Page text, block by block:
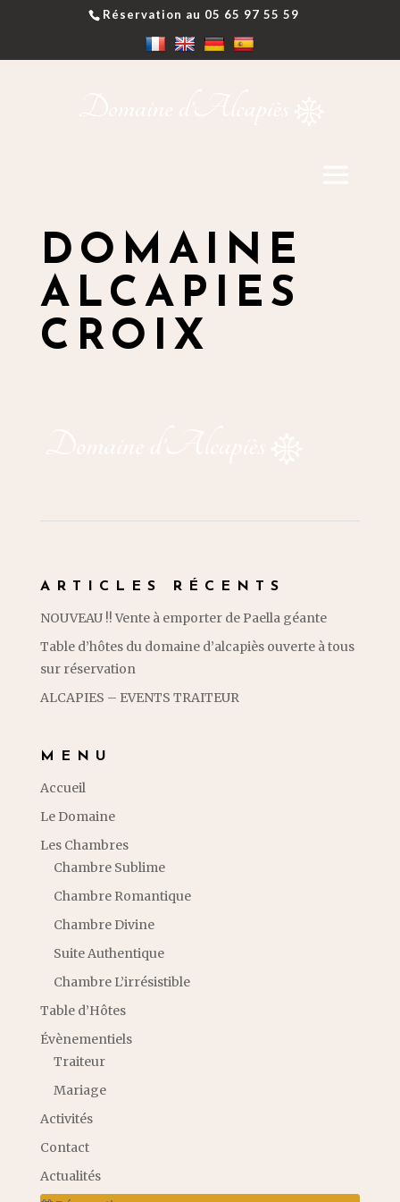
Réservation au 05 65 97 55 59
DOMAINE
ALCAPIES
CROIX
ARTICLES RÉCENTS
NOUVEAU !! Vente à emporter de Paella géante
Table d’hôtes du domaine d’alcapiès ouverte à tous
sur réservation
ALCAPIES – EVENTS TRAITEUR
MENU
Accueil
Le Domaine
Les Chambres
Chambre Sublime
Chambre Romantique
Chambre Divine
Suite Authentique
Chambre L’irrésistible
Table d’Hôtes
Évènementiels
Traiteur
Mariage
Activités
Contact
Actualités